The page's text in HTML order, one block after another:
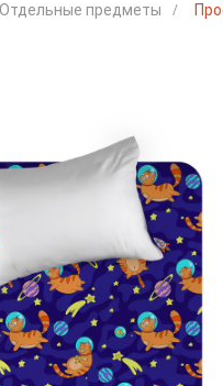
Отдельные предметы